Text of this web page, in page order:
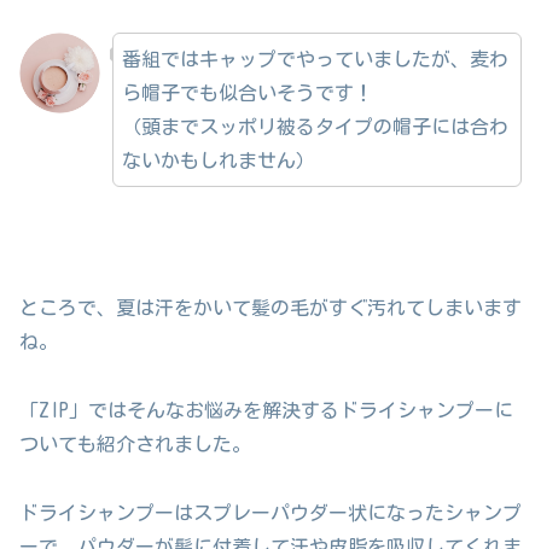
番組ではキャップでやっていましたが、麦わ
ら帽子でも似合いそうです！
（頭までスッポリ被るタイプの帽子には合わ
ないかもしれません）
ところで、夏は汗をかいて髪の毛がすぐ汚れてしまいます
ね。
「ZIP」ではそんなお悩みを解決するドライシャンプーに
ついても紹介されました。
ドライシャンプーはスプレーパウダー状になったシャンプ